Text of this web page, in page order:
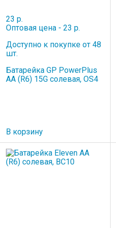
23 р.
Оптовая цена - 23 р.
Доступно к покупке от 48
шт.
Батарейка GP PowerPlus
AA (R6) 15G солевая, OS4
В корзину